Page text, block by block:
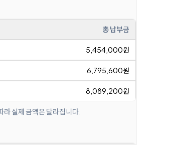
총 납부금
5,454,000원
6,795,600원
8,089,200원
실제 금액은 달라집니다.